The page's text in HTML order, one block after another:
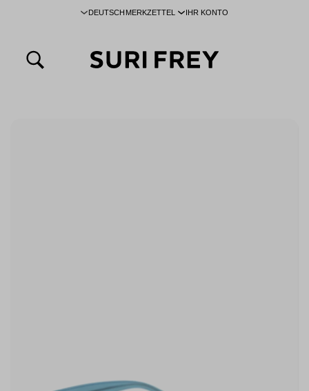
springen DEUTSCH MERKZETTEL IHR KONTO